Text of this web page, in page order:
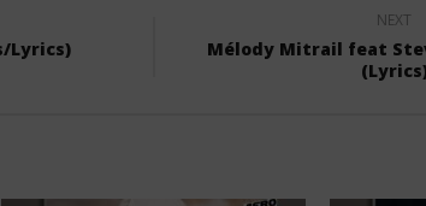
Lyrics)
NEXT
Mélody Mitrail feat